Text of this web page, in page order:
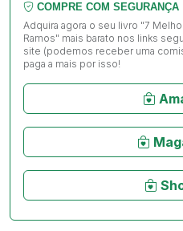
COMPRE COM SEGURANÇA
Adquira agora o seu livro "7
Ramos" mais barato nos links
site (podemos receber uma
paga a mais por isso!